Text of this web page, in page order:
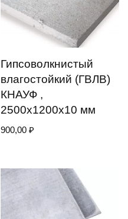
Гипсоволкнистый
влагостойкий (ГВЛВ)
КНАУФ ,
2500х1200х10 мм
900,00₽